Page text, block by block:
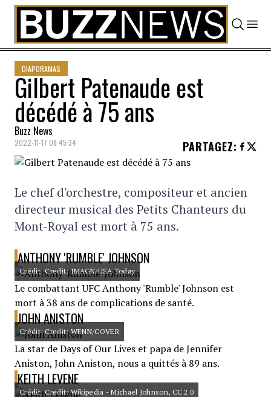
Skip to content
DIAPORAMAS
Gilbert Patenaude est
décédé à 75 ans
Buzz News
2022-11-17 08:45:34 PARTAGEZ:
Le chef d'orchestre, compositeur et ancien
directeur musical des Petits Chanteurs du
Mont-Royal est mort à 75 ans.
ANTHONY 'RUMBLE' JOHNSON
Crédit: Credit: IMAGN/USA Today
Le combattant UFC Anthony 'Rumble' Johnson est
mort à 38 ans de complications de santé.
JOHN ANISTON
Crédit: Credit: WENN/COVER
La star de Days of Our Lives et papa de Jennifer
Aniston, John Aniston, nous a quittés à 89 ans.
KEITH LEVENE
Crédit: Credit: Wikipedia - Michael Johnson, CC 2.0